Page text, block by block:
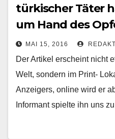
türkischer Täter
um Hand des
MAI 15, 2016
Der Artikel erscheint nicht
Welt, sondern im Print-
Anzeigers, online wird er
Informant spielte ihn uns